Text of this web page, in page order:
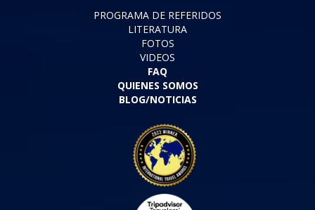
PROGRAMA DE REFERIDOS
LITERATURA
FOTOS
VIDEOS
FAQ
QUIENES SOMOS
BLOG/NOTICIAS